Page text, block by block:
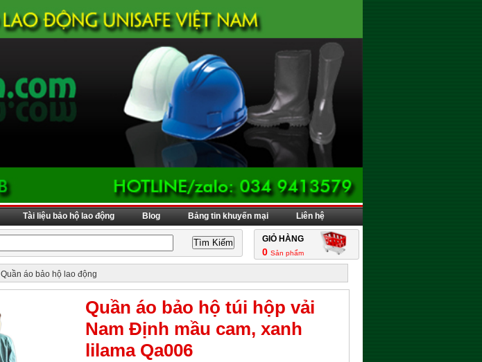
Tài liệu bảo hộ lao động Blog Bảng tin khuyến mại Liên hệ
GIỎ HÀNG
0 Sản phẩm
Quần áo bảo hộ lao động
Quần áo bảo hộ túi hộp vải
Nam Định mầu cam, xanh
lilama Qa006